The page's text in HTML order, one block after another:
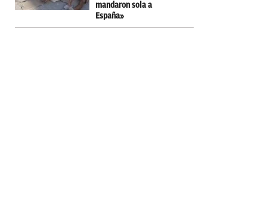
mandaron sola a
España»